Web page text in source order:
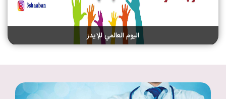
اليوم العالمي للإيدز
الإستشارات والترويج للتغذية من خلال الرضاعة الطبيعية
Previous